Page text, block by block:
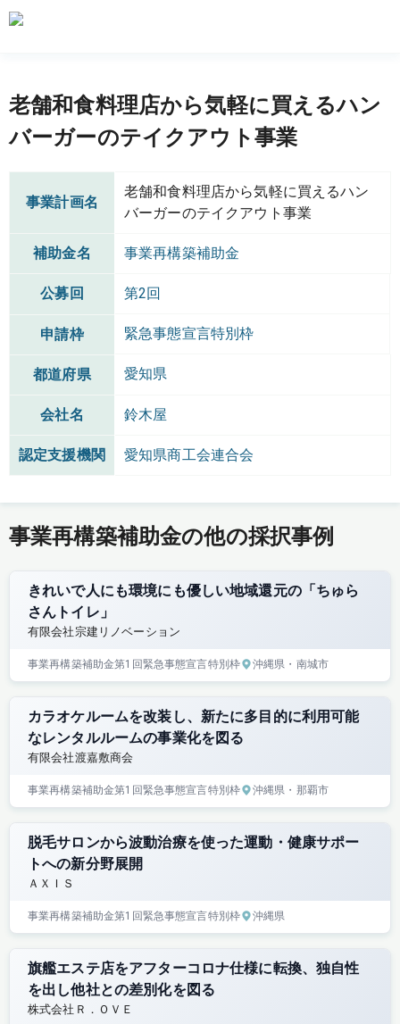
老舗和食料理店から気軽に買えるハン
バーガーのテイクアウト事業
事業計画名
老舗和食料理店から気軽に買えるハン
バーガーのテイクアウト事業
補助金名 事業再構築補助金
公募回 第2回
申請枠 緊急事態宣言特別枠
都道府県 愛知県
会社名 鈴木屋
認定支援機関 愛知県商工会連合会
事業再構築補助金の他の採択事例
きれいで人にも環境にも優しい地域還元の「ちゅら
さんトイレ」
有限会社宗建リノベーション
事業再構築補助金第1回緊急事態宣言特別枠 沖縄県 ・南城市
カラオケルームを改装し、新たに多目的に利用可能
なレンタルルームの事業化を図る
有限会社渡嘉敷商会
事業再構築補助金第1回緊急事態宣言特別枠 沖縄県 ・那覇市
脱毛サロンから波動治療を使った運動・健康サポー
トへの新分野展開
ＡＸＩＳ
事業再構築補助金第1回緊急事態宣言特別枠 沖縄県
旗艦エステ店をアフターコロナ仕様に転換、独自性
を出し他社との差別化を図る
株式会社Ｒ．ＯＶＥ